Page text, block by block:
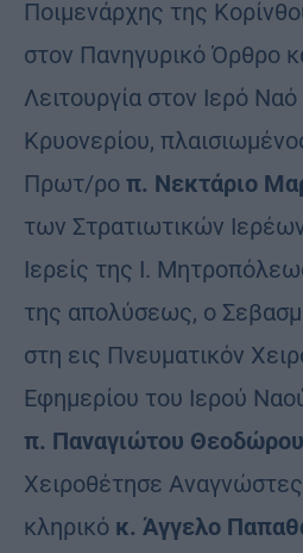
Ποιμενάρχης της
στον Πανηγυρικό Όρθρο
Λειτουργία στον Ιερό
Κρυονερίου,
Πρωτ/ρο π. Νεκτάριο
των Στρατιωτικών
Ιερείς της Ι.
της απολύσεως, ο
στη εις Πνευματικόν
Εφημερίου του Ιερού
π. Παναγιώτου Θεοδώρου
Χειροθέτησε
κληρικό κ. Άγγελο